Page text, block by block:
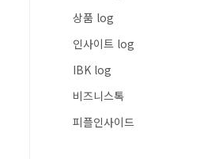
상품 log
인사이트 log
IBK log
비즈니스톡
피플인사이드